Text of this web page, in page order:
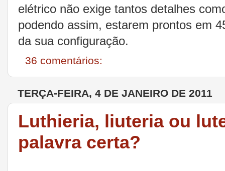
elétrico não exige tantos detalhes
podendo assim, estarem prontos em
da sua configuração.
36 comentários:
TERÇA-FEIRA, 4 DE JANEIRO DE 2011
Luthieria, liuteria ou
palavra certa?